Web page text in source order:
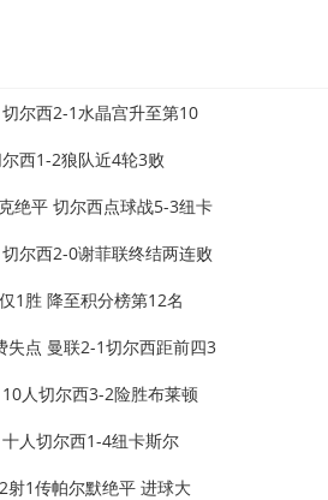
尔西2-1水晶宫升至第10
西1-2狼队近4轮3败
绝平 切尔西点球战5-3纽卡
尔西2-0谢菲联终结两连败
1胜 降至积分榜第12名
失点 曼联2-1切尔西距前四3
人切尔西3-2险胜布莱顿
人切尔西1-4纽卡斯尔
1传帕尔默绝平 进球大